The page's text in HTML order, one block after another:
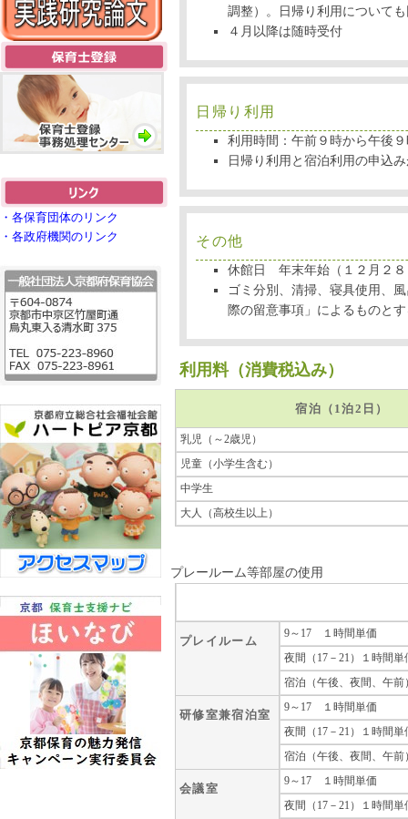
・各保育団体のリンク
・各政府機関のリンク
調整）。日帰り利用について
４月以降は随時受付
日帰り利用
利用時間：午前９時から午後
日帰り利用と宿泊利用の申込
その他
休館日 年末年始（１２月２８
ゴミ分別、清掃、寝具使用、
際の留意事項」によるものと
利用料（消費税込み）
宿泊（1泊2日）
乳児（～2歳児）
児童（小学生含む）
中学生
大人（高校生以上）
プレールーム等部屋の使用
プレイルーム
9～17 １時間単価
夜間（17－21）１時間単
宿泊（午後、夜間、午
研修室兼宿泊室
9～17 １時間単価
夜間（17－21）１時間単
宿泊（午後、夜間、午
会議室
9～17 １時間単価
夜間（17－21）１時間単